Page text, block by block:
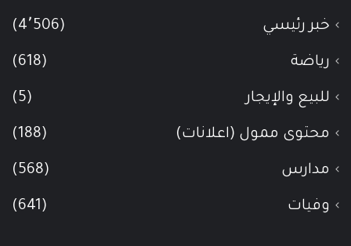
خبر رئيسي (4٬506)
رياضة (618)
للبيع والإيجار (5)
محتوى ممول (اعلانات) (188)
مدارس (568)
وفيات (641)